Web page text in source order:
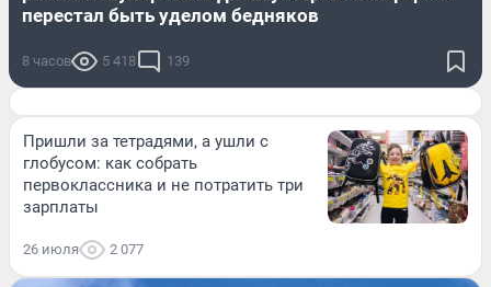
перестал быть уделом бедняков
8 часов 5 418 139
Пришли за тетрадями, а ушли с
глобусом: как собрать
первоклассника и не потратить три
зарплаты
26 июля 2 077